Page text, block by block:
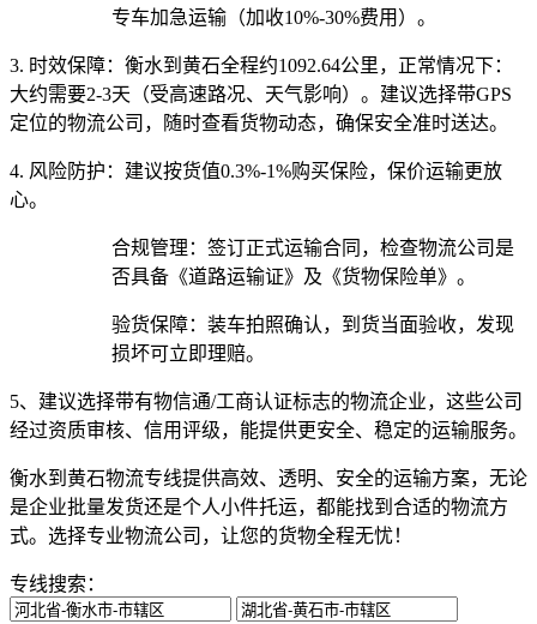
专车加急运输（加收10%-30%费用）。
3. 时效保障： 衡水到黄石全程约1092.64公里，正常情况下：
大约需要2-3天（受高速路况、天气影响）。建议选择带GPS
定位的物流公司，随时查看货物动态，确保安全准时送达。
4. 风险防护： 建议按货值0.3%-1%购买保险，保价运输更放
心。
合规管理：签订正式运输合同，检查物流公司是
否具备《道路运输证》及《货物保险单》。
验货保障：装车拍照确认，到货当面验收，发现
损坏可立即理赔。
5、建议选择带有物信通/工商认证标志的物流企业，这些公司
经过资质审核、信用评级，能提供更安全、稳定的运输服务。
衡水到黄石物流专线提供高效、透明、安全的运输方案，无论
是企业批量发货还是个人小件托运，都能找到合适的物流方
式。选择专业物流公司，让您的货物全程无忧！
专线搜索：